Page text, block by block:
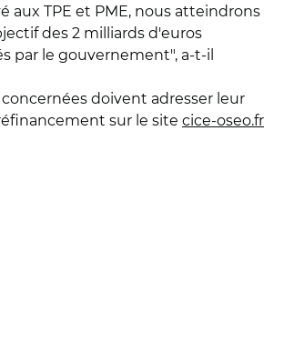
aux TPE et PME, nous atteindrons
des 2 milliards d'euros
par le gouvernement", a-t-il
doivent adresser leur
sur le site cice-oseo.fr